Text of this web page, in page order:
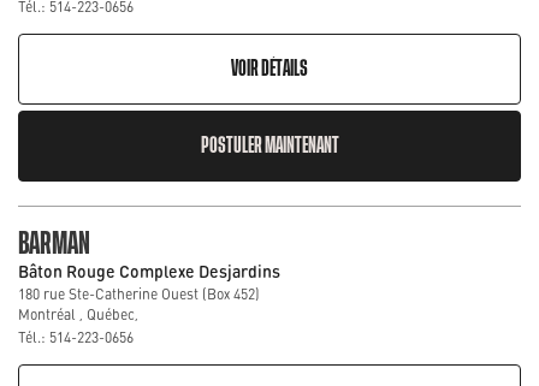
Tél.: 514-223-0656
VOIR DÉTAILS
POSTULER MAINTENANT
BARMAN
Bâton Rouge Complexe Desjardins
180 rue Ste-Catherine Ouest (Box 452)
Montréal , Québec,
Tél.: 514-223-0656